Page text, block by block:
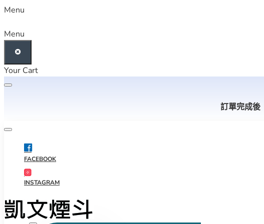
Menu
Menu
Your Cart
訂單完成後
FACEBOOK
INSTAGRAM